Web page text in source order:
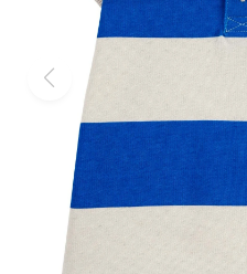
OUTLET